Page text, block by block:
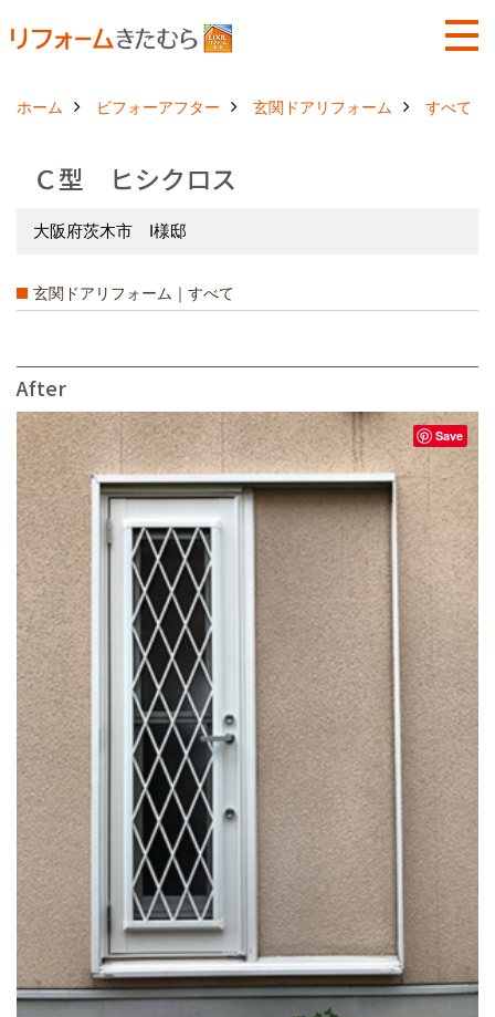
ホーム ビフォーアフター 玄関ドアリフォーム すべて
Ｃ型 ヒシクロス
大阪府茨木市 I様邸
玄関ドアリフォーム｜すべて
After
Save